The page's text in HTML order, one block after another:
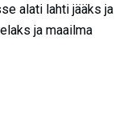
alati lahti jääks ja
ja maailma